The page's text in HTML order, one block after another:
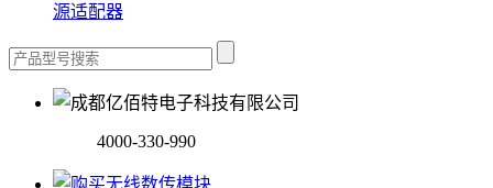
源适配器
4000-330-990